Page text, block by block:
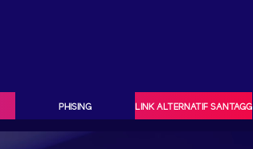
PHISING LINK ALTERNATIF SANTAGG